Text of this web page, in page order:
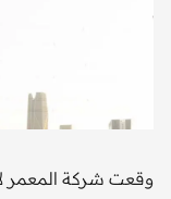
وقعت شركة المعمر